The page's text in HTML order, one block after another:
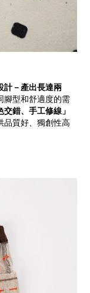
計－產出長達兩
腳型和舒適度的需
交錯、手工修線」
品質好、獨創性高